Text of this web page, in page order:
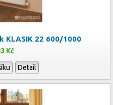
KLASIK 22 600/1000
Kč
Detail